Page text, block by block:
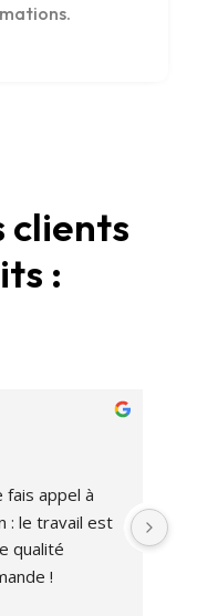
clients
:
fais appel à
: le travail est
qualité
!